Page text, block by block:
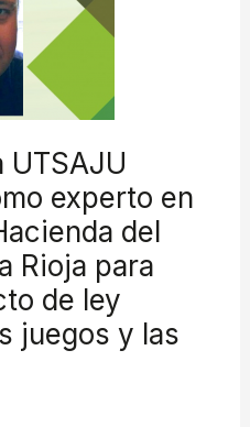
UTSAJU
experto en
del
Rioja para
de ley
juegos y las